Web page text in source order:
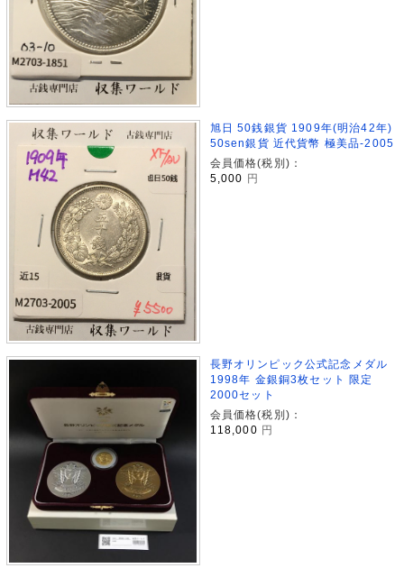
旭日 50銭銀貨 1909年(明治42年)
50sen銀貨 近代貨幣 極美品-2005
会員価格(税別)：
5,000 円
長野オリンピック公式記念メダル
1998年 金銀銅3枚セット 限定
2000セット
会員価格(税別)：
118,000 円